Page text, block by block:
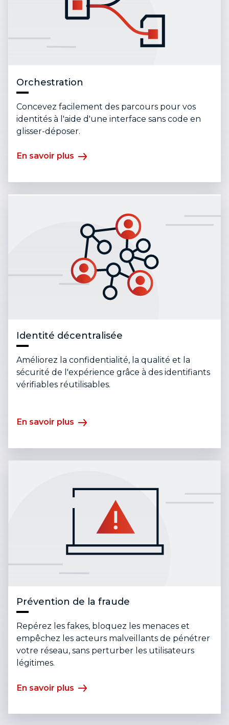
Orchestration
Concevez facilement des parcours pour vos
identités à l'aide d'une interface sans code en
glisser-déposer.
En savoir plus
Identité décentralisée
Améliorez la confidentialité, la qualité et la
sécurité de l'expérience grâce à des identifiants
vérifiables réutilisables.
En savoir plus
Prévention de la fraude
Repérez les fakes, bloquez les menaces et
empêchez les acteurs malveillants de pénétrer
votre réseau, sans perturber les utilisateurs
légitimes.
En savoir plus